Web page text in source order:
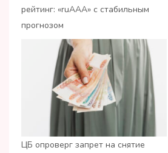
рейтинг: «ruАAA» с стабильным
прогнозом
ЦБ опроверг запрет на снятие